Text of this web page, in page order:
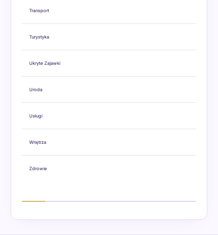
Transport
Turystyka
Ukryte Zajawki
Uroda
Usługi
Wnętrza
Zdrowie